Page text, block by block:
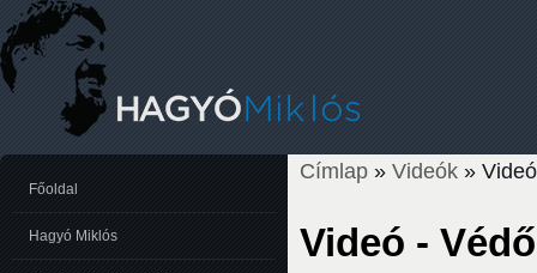
Címlap » Videók »
Videó -
Főoldal
Hagyó Miklós